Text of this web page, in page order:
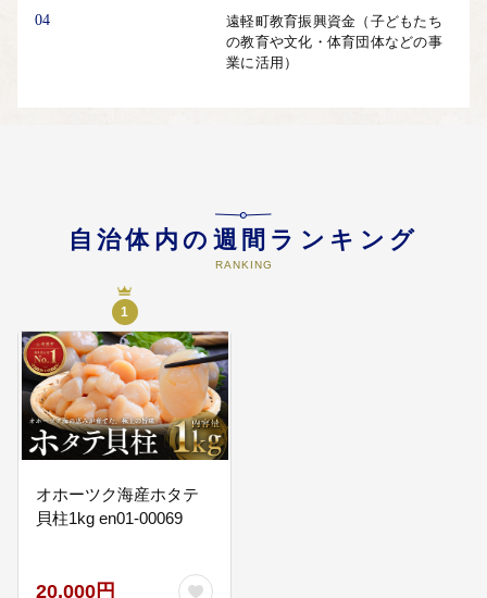
04
遠軽町教育振興資金（子どもたち
の教育や文化・体育団体などの事
業に活用）
自治体内の週間ランキング
RANKING
1
オホーツク海産ホタテ
貝柱1kg en01-00069
20,000円